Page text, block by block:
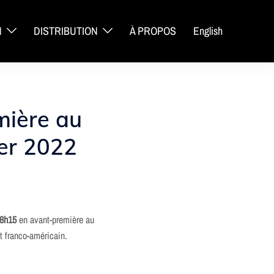
DISTRIBUTION À PROPOS English
au
2022
en avant-première au
franco-américain.